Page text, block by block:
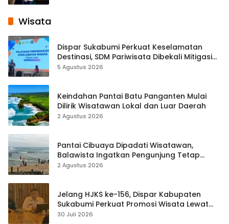
Wisata
Dispar Sukabumi Perkuat Keselamatan
Destinasi, SDM Pariwisata Dibekali Mitigasi
hingga Teknik Evakuasi
5 Agustus 2026
Keindahan Pantai Batu Panganten Mulai
Dilirik Wisatawan Lokal dan Luar Daerah
2 Agustus 2026
Pantai Cibuaya Dipadati Wisatawan,
Balawista Ingatkan Pengunjung Tetap
Waspada
2 Agustus 2026
Jelang HJKS ke-156, Dispar Kabupaten
Sukabumi Perkuat Promosi Wisata Lewat
Publikasi Digital
30 Juli 2026